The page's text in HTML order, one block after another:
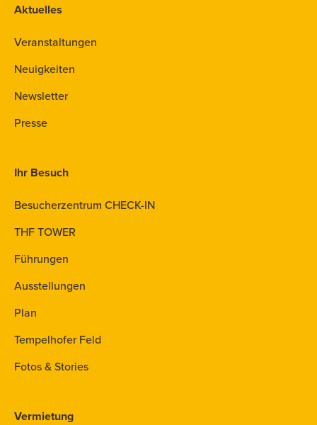
Aktuelles
Veranstaltungen
Neuigkeiten
Newsletter
Presse
Ihr Besuch
Besucherzentrum CHECK-IN
THF TOWER
Führungen
Ausstellungen
Plan
Tempelhofer Feld
Fotos & Stories
Vermietung